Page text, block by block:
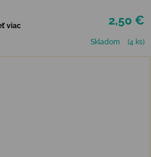
2,50 €
viac
Skladom
(4 ks)